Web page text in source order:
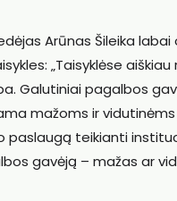
Arūnas Šileika
„Taisyklėse
Galutiniai pagalbos
mažoms ir
paslaugą teikianti
gavėją – mažas ar